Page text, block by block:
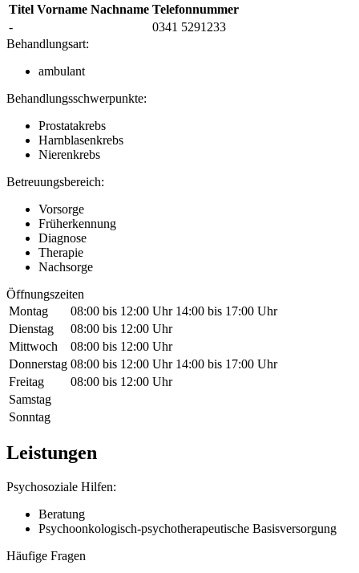
Titel Vorname Nachname Telefonnummer
-
0341 5291233
Behandlungsart:
ambulant
Behandlungsschwerpunkte:
Prostatakrebs
Harnblasenkrebs
Nierenkrebs
Betreuungsbereich:
Vorsorge
Früherkennung
Diagnose
Therapie
Nachsorge
Öffnungszeiten
Montag
08:00 bis 12:00 Uhr 14:00 bis 17:00 Uhr
Dienstag
08:00 bis 12:00 Uhr
Mittwoch
08:00 bis 12:00 Uhr
Donnerstag 08:00 bis 12:00 Uhr 14:00 bis 17:00 Uhr
Freitag
08:00 bis 12:00 Uhr
Samstag
Sonntag
Leistungen
Psychosoziale Hilfen:
Beratung
Psychoonkologisch-psychotherapeutische Basisversorgung
Häufige Fragen